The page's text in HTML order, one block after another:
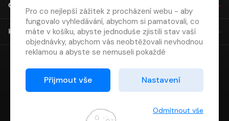
O SPOLEČNOSTI
KONTAKT
Pro co nejlepší zážitek z procházení webu - aby
fungovalo vyhledávání, abychom si pamatovali, co
máte v košíku, abyste jednoduše zjistili stav vaší
objednávky, abychom vás neobtěžovali nevhodnou
reklamou a abyste se nemuseli pokaždé
Proto od vás potřebujeme souhlas se
zpracováním souborů cookies
Děkujeme, že nám ho dáte a pomůžete nám tak
Přijmout vše Nastavení
Odmítnout vše